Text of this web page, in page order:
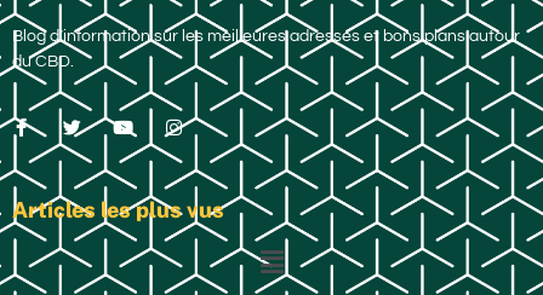
Blog d’information sur les meilleures adresses et bons plans autour
du CBD.
Articles les plus vus